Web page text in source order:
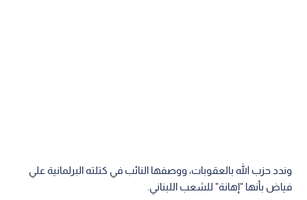
وندد حزب الله بالعقوبات، ووصفها النائب في كتلته البرلمانية علي
فياض بأنها "إهانة" للشعب اللبناني.